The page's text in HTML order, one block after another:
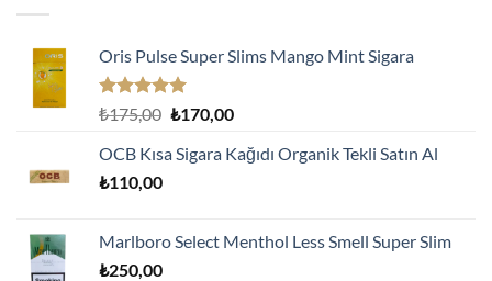
Oris Pulse Super Slims Mango Mint Sigara
5 üzerinden
oy
aldı
₺175,00 Orijinal
₺175,00.
₺170,00Şu
fiyat:
OCB Kısa Sigara Kağıdı Organik Tekli Satın Al
₺110,00
Marlboro Select Menthol Less Smell Super Slim
₺250,00